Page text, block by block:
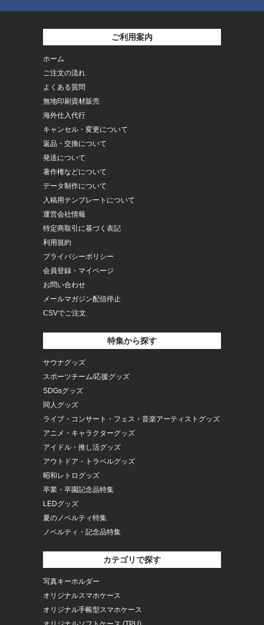
ご利用案内
ホーム
ご注文の流れ
よくある質問
無地印刷資材販売
海外仕入代行
キャンセル・変更について
返品・交換について
発送について
著作権などについて
データ制作について
入稿用テンプレートについて
運営会社情報
特定商取引に基づく表記
利用規約
プライバシーポリシー
会員登録・マイページ
お問い合わせ
メールマガジン配信停止
CSVでご注文
特集から探す
サウナグッズ
スポーツチーム/応援グッズ
SDGsグッズ
同人グッズ
ライブ・コンサート・フェス・音楽アーティストグッズ
アニメ・キャラクターグッズ
アイドル・推し活グッズ
アウトドア・トラベルグッズ
昭和レトログッズ
卒業・卒園記念品特集
LEDグッズ
夏のノベルティ特集
ノベルティ・記念品特集
カテゴリで探す
写真キーホルダー
オリジナルスマホケース
オリジナル手帳型スマホケース